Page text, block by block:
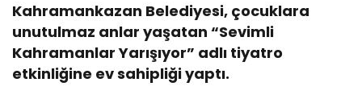
Kahramankazan Belediyesi, çocuklara
unutulmaz anlar yaşatan “Sevimli
Kahramanlar Yarışıyor” adlı tiyatro
etkinliğine ev sahipliği yaptı.